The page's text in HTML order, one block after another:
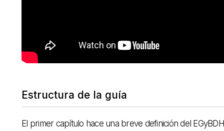
Estructura de la guía
El primer capítulo hace una breve definición del